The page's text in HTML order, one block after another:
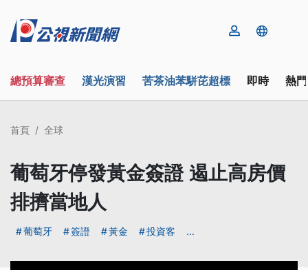
總預算審查 漢光演習 苦茶油苯駢芘超標 即時 熱
首頁 全球
葡萄牙停發黃金簽證 遏止高房價
排擠當地人
葡萄牙 簽證 黃金 投資客 ...